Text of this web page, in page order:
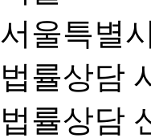
서울특별
법률상담
법률상담